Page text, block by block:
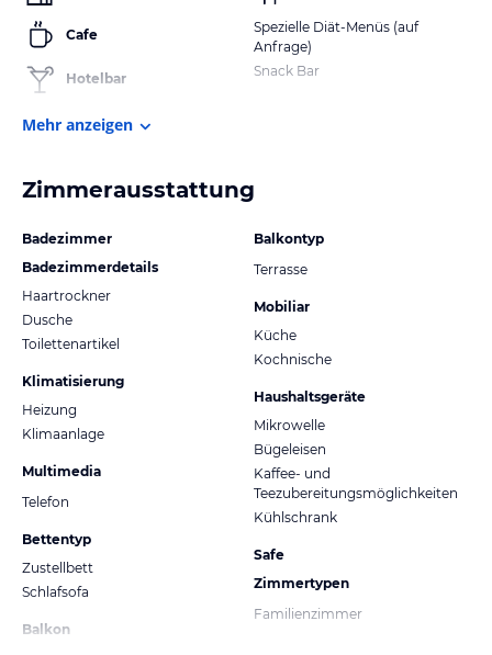
Cafe
Hotelbar
Spezielle Diät-Menüs (auf
Anfrage)
Snack Bar
Mehr anzeigen
Zimmerausstattung
Badezimmer
Badezimmerdetails
Haartrockner
Dusche
Toilettenartikel
Klimatisierung
Heizung
Klimaanlage
Multimedia
Telefon
Bettentyp
Zustellbett
Schlafsofa
Balkon
Balkontyp
Terrasse
Mobiliar
Küche
Kochnische
Haushaltsgeräte
Mikrowelle
Bügeleisen
Kaffee- und
Teezubereitungsmöglichkeiten
Kühlschrank
Safe
Zimmertypen
Familienzimmer